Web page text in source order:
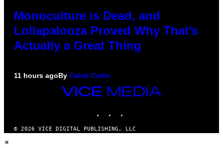
Monoculture is Dead, and
Lollapalooza Proved Why That’s
Actually a Great Thing
11 hours agoBy Caleb Catlin
VICE
© 2026 VICE DIGITAL PUBLISHING, LLC
×